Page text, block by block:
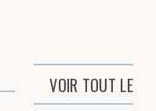
VOIR TOUT LE